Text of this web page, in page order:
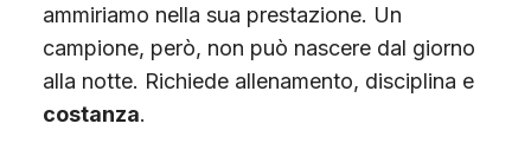
ammiriamo nella sua prestazione. Un
campione, però, non può nascere dal giorno
alla notte. Richiede allenamento, disciplina e
costanza.